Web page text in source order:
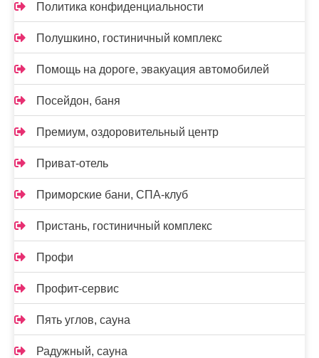
Политика конфиденциальности
Полушкино, гостиничный комплекс
Помощь на дороге, эвакуация автомобилей
Посейдон, баня
Премиум, оздоровительный центр
Приват-отель
Приморские бани, СПА-клуб
Пристань, гостиничный комплекс
Профи
Профит-сервис
Пять углов, сауна
Радужный, сауна